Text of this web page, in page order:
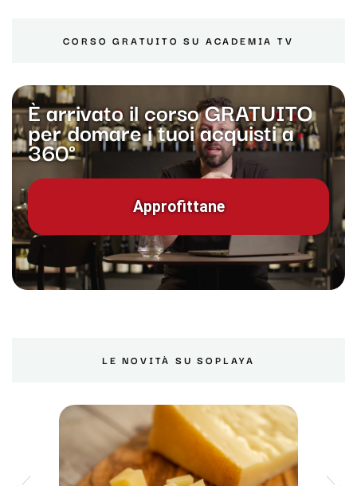
CORSO GRATUITO SU ACADEMIA TV
È arrivato il corso GRATUITO
per domare i tuoi acquisti a
360°
Approfittane
LE NOVITÀ SU SOPLAYA